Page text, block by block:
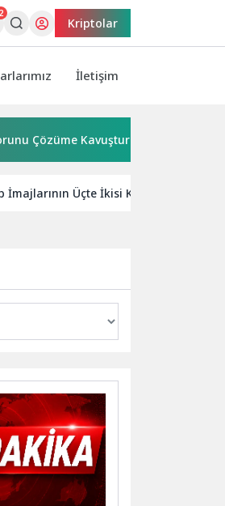
2
Kriptolar
İletişim
Kavuşturuldu
İmajlarının Üçte İkisi Kritik Güvenlik